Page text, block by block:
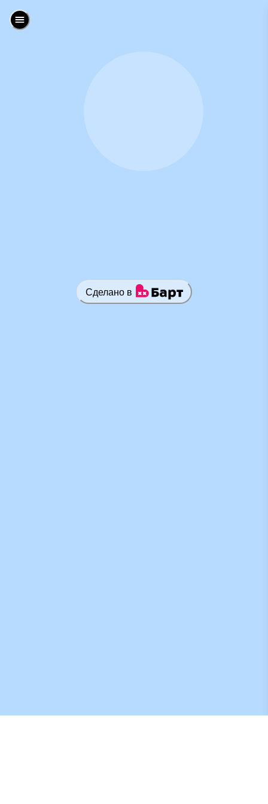
Сделано в